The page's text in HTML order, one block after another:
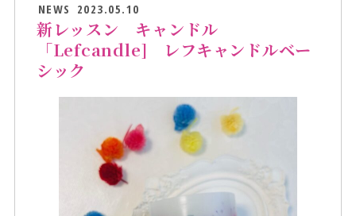
NEWS 2023.05.10
新レッスン キャンドル
「Lefcandle] レフキャンドルベー
シック